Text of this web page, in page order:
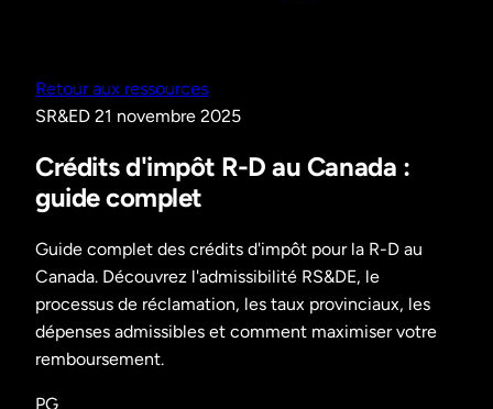
Retour aux ressources
SR&ED 21 novembre 2025
Crédits d'impôt R-D au Canada :
guide complet
Guide complet des crédits d'impôt pour la R-D au
Canada. Découvrez l'admissibilité RS&DE, le
processus de réclamation, les taux provinciaux, les
dépenses admissibles et comment maximiser votre
remboursement.
PG